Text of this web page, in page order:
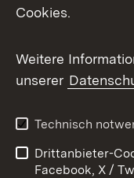
Youtube
Kontakt
Impressum
Cookies.
Weitere
unserer
Technisch
Drittanbieter-
Facebook, X /